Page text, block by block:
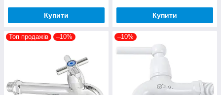
Купити Купити
Топ продажів –10% –10%